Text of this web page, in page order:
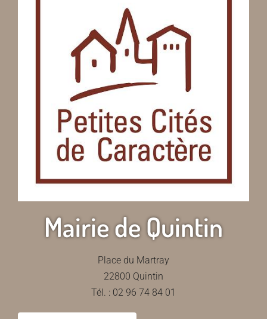
Mairie de Quintin
Place du Martray
22800 Quintin
Tél. : 02 96 74 84 01